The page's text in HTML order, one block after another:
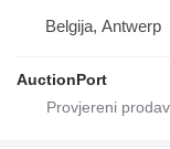
Belgija, Antwerp
AuctionPort